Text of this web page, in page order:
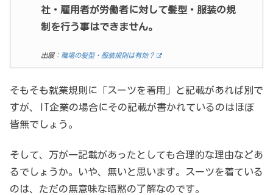
社・雇用者が労働者に対して髪型・服装の規
制を行う事はできません。
出展： 職場の髪型・服装規則は有効？
そもそも就業規則に「スーツを着用」と記載があれば別で
すが、IT企業の場合にその記載が書かれているのはほぼ
皆無でしょう。
そして、万が一記載があったとしても合理的な理由などあ
るでしょうか。いや、無いと思います。スーツを着ている
のは、ただの無意味な暗黙の了解なのです。